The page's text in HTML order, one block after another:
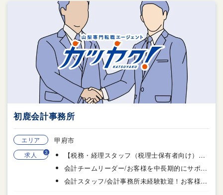
初鹿会計事務所
エリア 甲府市
求人 3
【税務・経理スタッフ（税理士保有者向け）／甲府】資格知識を活かす！面接1回
会計チームリーダー/お客様を中長期的にサポート /面接1回
会計スタッフ/会計事務所未経験歓迎！お客様を中長期的にサポート